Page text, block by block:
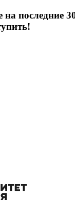
на последние